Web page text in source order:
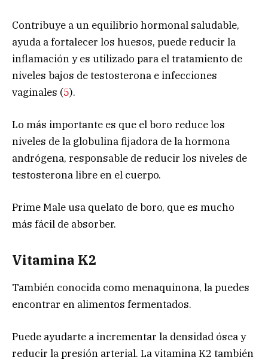
Contribuye a un equilibrio hormonal saludable,
ayuda a fortalecer los huesos, puede reducir la
inflamación y es utilizado para el tratamiento de
niveles bajos de testosterona e infecciones
vaginales (5).
Lo más importante es que el boro reduce los
niveles de la globulina fijadora de la hormona
andrógena, responsable de reducir los niveles de
testosterona libre en el cuerpo.
Prime Male usa quelato de boro, que es mucho
más fácil de absorber.
Vitamina K2
También conocida como menaquinona, la puedes
encontrar en alimentos fermentados.
Puede ayudarte a incrementar la densidad ósea y
reducir la presión arterial. La vitamina K2 también